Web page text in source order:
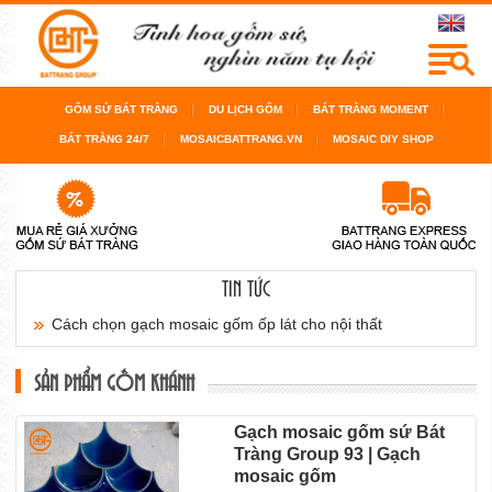
GỐM SỨ BÁT TRÀNG DU LỊCH GỐM BÁT TRÀNG MOMENT
BÁT TRÀNG 24/7 MOSAICBATTRANG.VN MOSAIC DIY SHOP
TIN TỨC
Cách chọn gạch mosaic gốm ốp lát cho nội thất
sàn...
Cách chọn gạch mosaic gốm cho bể bơi, cho
phòng...
SẢN PHẨM GỐM KHÁNH
Gạch mosaic gốm sứ Bát
Tràng Group 93 | Gạch
mosaic gốm